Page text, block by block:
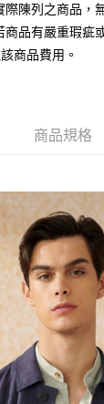
」】
商品之後才付款
不需綁卡、不需儲
先享後付」後
式進行付款，方視
下不需立刻繳費
同意取消之訂單仍
先享後付 」之
消欲退款等相關
限公司提供之「
內提供個人資料
公司。
，請瀏覽以下網址：
際陳列之商品，
商品有嚴重瑕疵
商品費用。
商品規格